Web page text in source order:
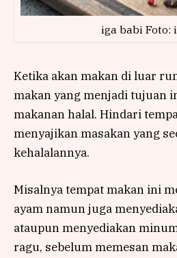
iga babi Foto:
Ketika akan makan di luar
makan yang menjadi tujuan
makanan halal. Hindari
menyajikan masakan yang
kehalalannya.
Misalnya tempat makan ini
ayam namun juga
ataupun menyediakan
ragu, sebelum memesan